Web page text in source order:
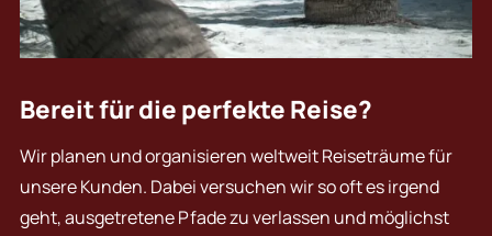
Bereit für die perfekte Reise?
Wir planen und organisieren weltweit Reiseträume für
unsere Kunden. Dabei versuchen wir so oft es irgend
geht, ausgetretene Pfade zu verlassen und möglichst